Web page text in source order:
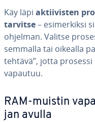
Käy läpi ak­tii­vis­ten
tarvitse– esi­mer­kik­si
ohjelman. Valitse
sem­mal­la tai oikealla
tehtävä”, jotta
vapautuu.
RAM-muistin
jan avulla